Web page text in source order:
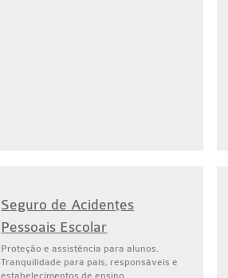
Seguro de Acidentes
Pessoais Escolar
Proteção e assistência para alunos.
Tranquilidade para pais, responsáveis e